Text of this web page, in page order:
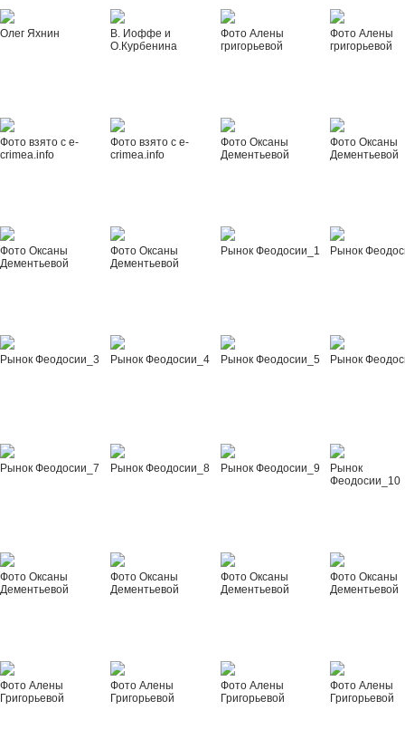
Олег Яхнин
В. Иоффе и
О.Курбенина
Фото Алены
григорьевой
Фото Алены
григорьевой
Фото взято с e-
crimea.info
Фото взято с e-
crimea.info
Фото Оксаны
Дементьевой
Фото Оксаны
Дементьевой
Фото Оксаны
Дементьевой
Фото Оксаны
Дементьевой
Рынок Феодосии_1 Рынок
Рынок Феодосии_3 Рынок Феодосии_4 Рынок Феодосии_5 Рынок
Рынок Феодосии_7 Рынок Феодосии_8 Рынок Феодосии_9
Рынок
Феодосии_10
Фото Оксаны
Дементьевой
Фото Оксаны
Дементьевой
Фото Оксаны
Дементьевой
Фото Оксаны
Дементьевой
Фото Алены
Григорьевой
Фото Алены
Григорьевой
Фото Алены
Григорьевой
Фото Алены
Григорьевой